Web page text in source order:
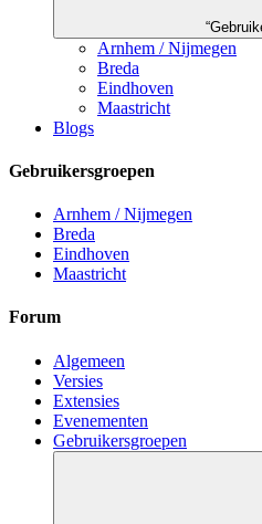
Arnhem / Nijmegen
Breda
Eindhoven
Maastricht
Blogs
Gebruikersgroepen
Arnhem / Nijmegen
Breda
Eindhoven
Maastricht
Forum
Algemeen
Versies
Extensies
Evenementen
Gebruikersgroepen